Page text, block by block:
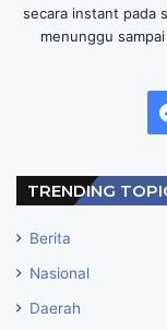
secara instant pada
menunggu
TRENDING
Berita
Nasional
Daerah